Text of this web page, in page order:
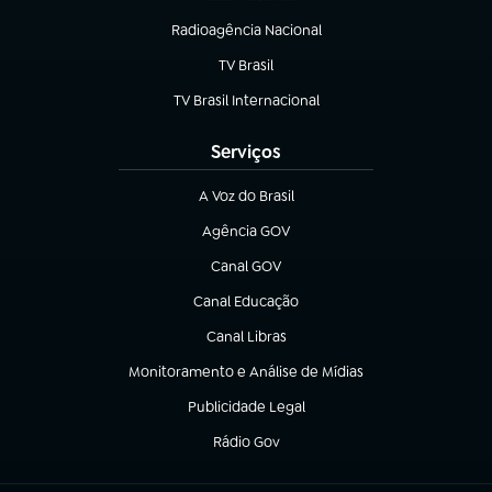
Radioagência Nacional
(abre em nova aba)
TV Brasil
(abre em nova aba)
TV Brasil Internacional
(abre em nova aba)
Serviços
A Voz do Brasil
(abre em nova aba)
Agência GOV
(abre em nova aba)
Canal GOV
(abre em nova aba)
Canal Educação
(abre em nova aba)
Canal Libras
(abre em nova aba)
Monitoramento e Análise de Mídias
(abre em nova aba)
Publicidade Legal
(abre em nova aba)
Rádio Gov
(abre em nova aba)